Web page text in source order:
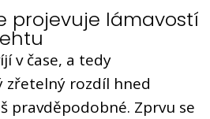
projevuje lámavostí
v čase, a tedy
zřetelný rozdíl hned
pravděpodobné. Zprvu se